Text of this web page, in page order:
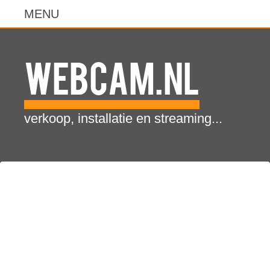
WebCam.NL
verkoop, installatie en streaming...